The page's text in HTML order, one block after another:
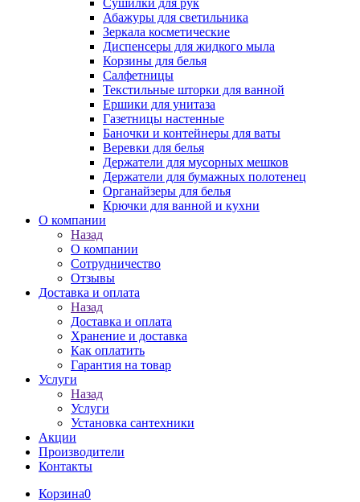
Сушилки для рук
Абажуры для светильника
Зеркала косметические
Диспенсеры для жидкого мыла
Корзины для белья
Салфетницы
Текстильные шторки для ванной
Ершики для унитаза
Газетницы настенные
Баночки и контейнеры для ваты
Веревки для белья
Держатели для мусорных мешков
Держатели для бумажных полотенец
Органайзеры для белья
Крючки для ванной и кухни
О компании
Назад
О компании
Сотрудничество
Отзывы
Доставка и оплата
Назад
Доставка и оплата
Хранение и доставка
Как оплатить
Гарантия на товар
Услуги
Назад
Услуги
Установка сантехники
Акции
Производители
Контакты
Корзина0